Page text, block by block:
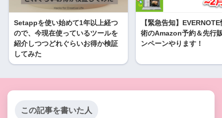
Setappを使い始めて1年以上経つ
ので、今現在使っているツールを
紹介しつつどれぐらいお得か検証
してみた
【緊急告知】
術のAmazon予約＆先行
ンペーンやります！
この記事を書いた人